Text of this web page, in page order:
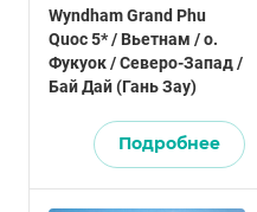
Wyndham Grand Phu
Quoc 5* / Вьетнам / о.
Фукуок / Северо-Запад /
Бай Дай (Гань Зау)
Подробнее